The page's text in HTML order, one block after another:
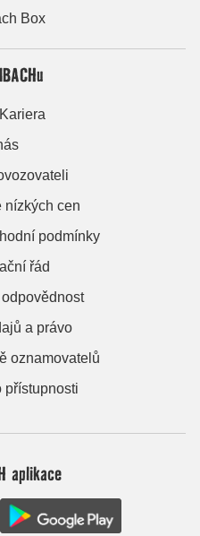
Box
nízkých cen
podmínky
řád
a právo
oznamovatelů
přístupnosti
aplikace